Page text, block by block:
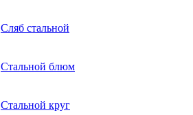
Сляб стальной
Стальной блюм
Стальной круг